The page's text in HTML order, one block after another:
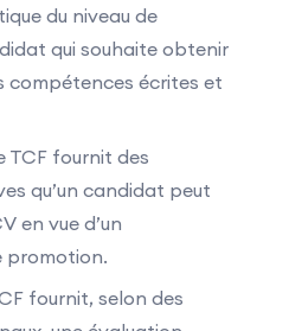
du niveau de
qui souhaite obtenir
compétences écrites et
TCF fournit des
qu’un candidat peut
en vue d’un
promotion.
fournit, selon des